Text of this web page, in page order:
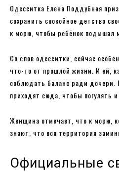
Одесситка Елена Поддубная
сохранить спокойное детство
к морю, чтобы ребёнок подышал
Со слов одесситки, сейчас
что-то от прошлой жизни. И ей,
соблюдать баланс ради дочери.
приходят сюда, чтобы погулять
Женщина отмечает, что к морю,
знают, что вся территория
Официальные